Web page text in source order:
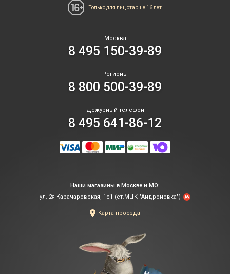
Только для лиц старше 16 лет
Москва
8 495 150-39-89
Регионы
8 800 500-39-89
Дежурный телефон
8 495 641-86-12
Наши магазины в Москве и МО:
ул. 2я Карачаровская, 1с1 (ст.МЦК "Андроновка")
Карта проезда